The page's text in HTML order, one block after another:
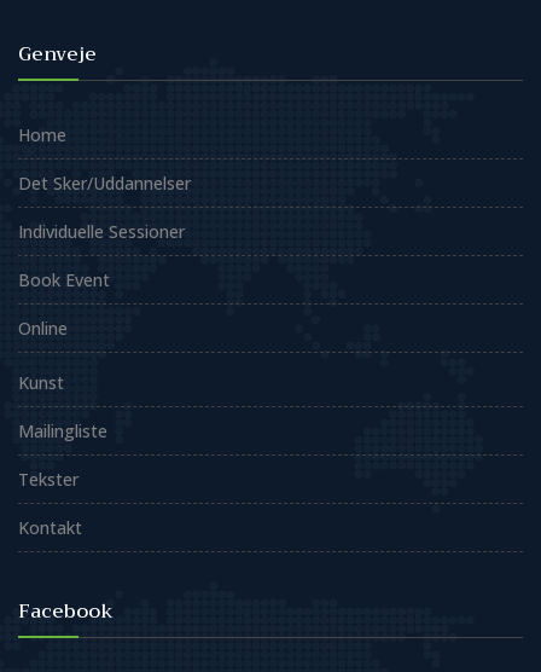
Genveje
Home
Det Sker/Uddannelser
Individuelle Sessioner
Book Event
Online
Kunst
Mailingliste
Tekster
Kontakt
Facebook